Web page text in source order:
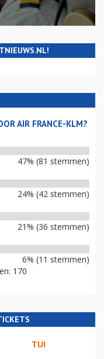
AIR FRANCE-KLM?
47% (81 stemmen)
24% (42 stemmen)
21% (36 stemmen)
6% (11 stemmen)
170
TUI